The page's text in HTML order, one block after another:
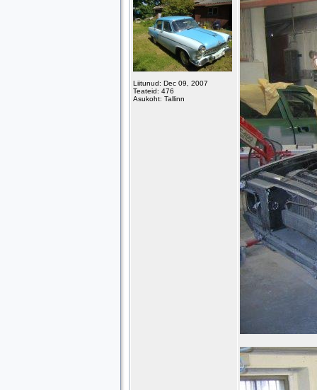
Liitunud: Dec 09, 2007
Teateid: 476
Asukoht: Tallinn